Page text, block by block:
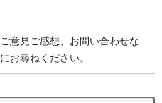
意見ご感想、お問い合わせな
お尋ねください。